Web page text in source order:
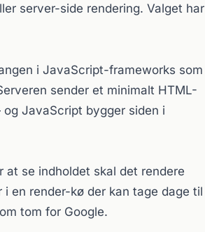
server-side rendering. Valget har
i JavaScript-frameworks som
sender et minimalt HTML-
JavaScript bygger siden i
at se indholdet skal det rendere
en render-kø der kan tage dage til
tom for Google.